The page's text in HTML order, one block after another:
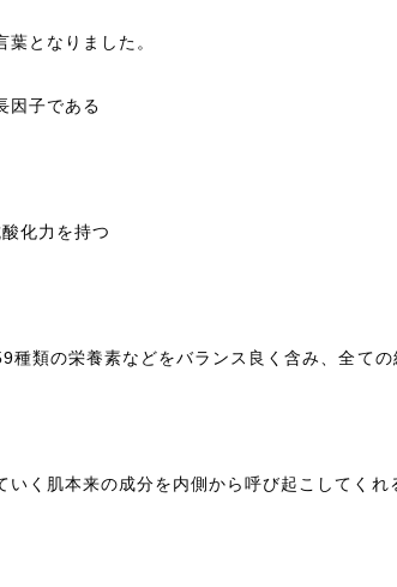
となりました。
因子である
化力を持つ
種類の栄養素などをバランス良く含み、全て
いく肌本来の成分を内側から呼び起こしてくれ